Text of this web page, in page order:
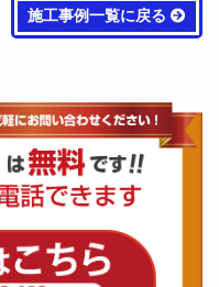
施工事例一覧に戻る